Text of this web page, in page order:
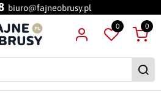
biuro@fajneobrusy.pl
0 0